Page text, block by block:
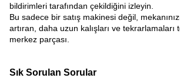
bildirimleri tarafından çekildiğini izleyin.
Bu sadece bir satış makinesi değil,
artıran, daha uzun kalışları ve tekrarlamaları
merkez parçası.
Sık Sorulan Sorular